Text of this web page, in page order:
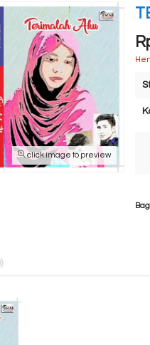
click image to preview